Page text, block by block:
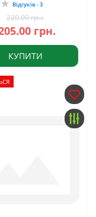
Відгуків - 3
220.00 грн.
грн.
КУПИТИ